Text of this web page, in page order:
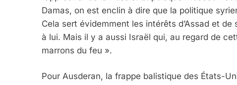
Damas, on est enclin à dire que la politique
Cela sert évidemment les intérêts d’Assad et
à lui. Mais il y a aussi Israël qui, au regard de
marrons du feu ».
Pour Ausderan, la frappe balistique des États-
«Tu Dis Génocide, Je Dis